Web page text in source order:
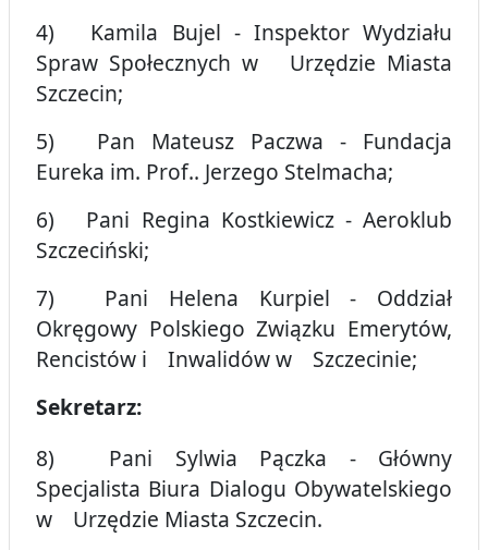
4) Kamila Bujel - Inspektor Wydziału
Spraw Społecznych w Urzędzie Miasta
Szczecin;
5) Pan Mateusz Paczwa - Fundacja
Eureka im. Prof.. Jerzego Stelmacha;
6) Pani Regina Kostkiewicz - Aeroklub
Szczeciński;
7) Pani Helena Kurpiel - Oddział
Okręgowy Polskiego Związku Emerytów,
Rencistów i Inwalidów w Szczecinie;
Sekretarz:
8) Pani Sylwia Pączka - Główny
Specjalista Biura Dialogu Obywatelskiego
w Urzędzie Miasta Szczecin.